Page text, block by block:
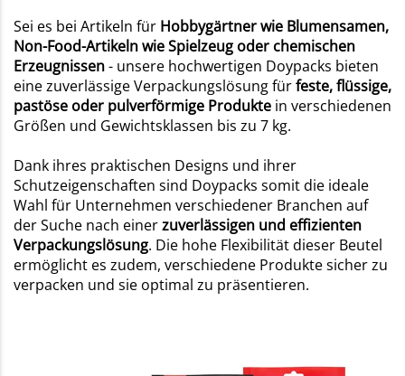
Sei es bei Artikeln für Hobbygärtner wie Blumensamen,
Non-Food-Artikeln wie Spielzeug oder chemischen
Erzeugnissen- unsere hochwertigen Doypacks bieten
eine zuverlässige Verpackungslösung fürfeste, flüssige,
pastöse oder pulverförmige Produkte in verschiedenen
Größen und Gewichtsklassen bis zu 7 kg.
Dank ihres praktischen Designs und ihrer
Schutzeigenschaften sind Doypacks somit die ideale
Wahl für Unternehmen verschiedener Branchen auf
der Suche nach einerzuverlässigen und effizienten
Verpackungslösung. Die hohe Flexibilität dieser Beutel
ermöglicht es zudem, verschiedene Produkte sicher zu
verpacken und sie optimal zu präsentieren.